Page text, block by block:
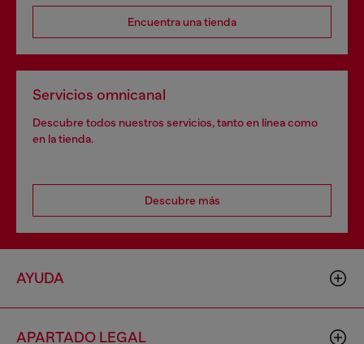
Encuentra una tienda
Servicios omnicanal
Descubre todos nuestros servicios, tanto en línea como
en la tienda.
Descubre más
AYUDA
APARTADO LEGAL